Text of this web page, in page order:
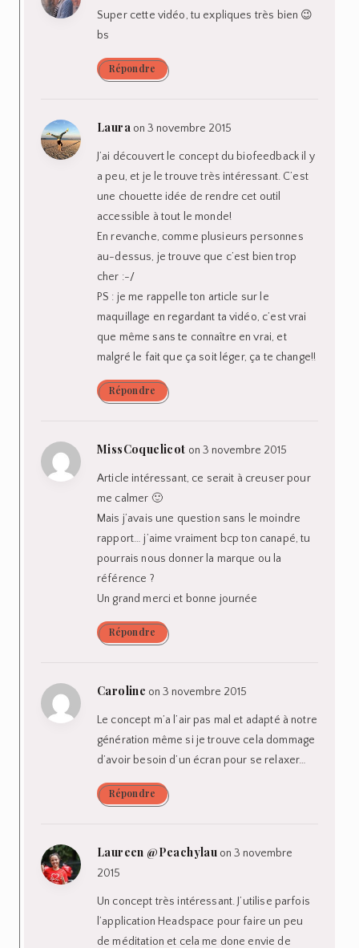
Super cette vidéo, tu expliques très bien 😉
bs
Répondre
Laura on 3 novembre 2015
J’ai découvert le concept du biofeedback il y
a peu, et je le trouve très intéressant. C’est
une chouette idée de rendre cet outil
accessible à tout le monde!
En revanche, comme plusieurs personnes
au-dessus, je trouve que c’est bien trop
cher :-/
PS : je me rappelle ton article sur le
maquillage en regardant ta vidéo, c’est vrai
que même sans te connaître en vrai, et
malgré le fait que ça soit léger, ça te change!!
Répondre
MissCoquelicot on 3 novembre 2015
Article intéressant, ce serait à creuser pour
me calmer 🙂
Mais j’avais une question sans le moindre
rapport… j’aime vraiment bcp ton canapé, tu
pourrais nous donner la marque ou la
référence ?
Un grand merci et bonne journée
Répondre
Caroline on 3 novembre 2015
Le concept m’a l’air pas mal et adapté à notre
génération même si je trouve cela dommage
d’avoir besoin d’un écran pour se relaxer…
Répondre
Laureen @Peachylau on 3 novembre
2015
Un concept très intéressant. J’utilise parfois
l’application Headspace pour faire un peu
de méditation et cela me done envie de